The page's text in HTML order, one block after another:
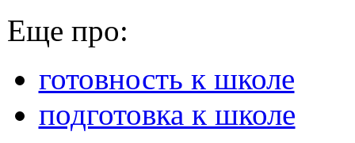
Еще про:
готовность к школе
подготовка к школе